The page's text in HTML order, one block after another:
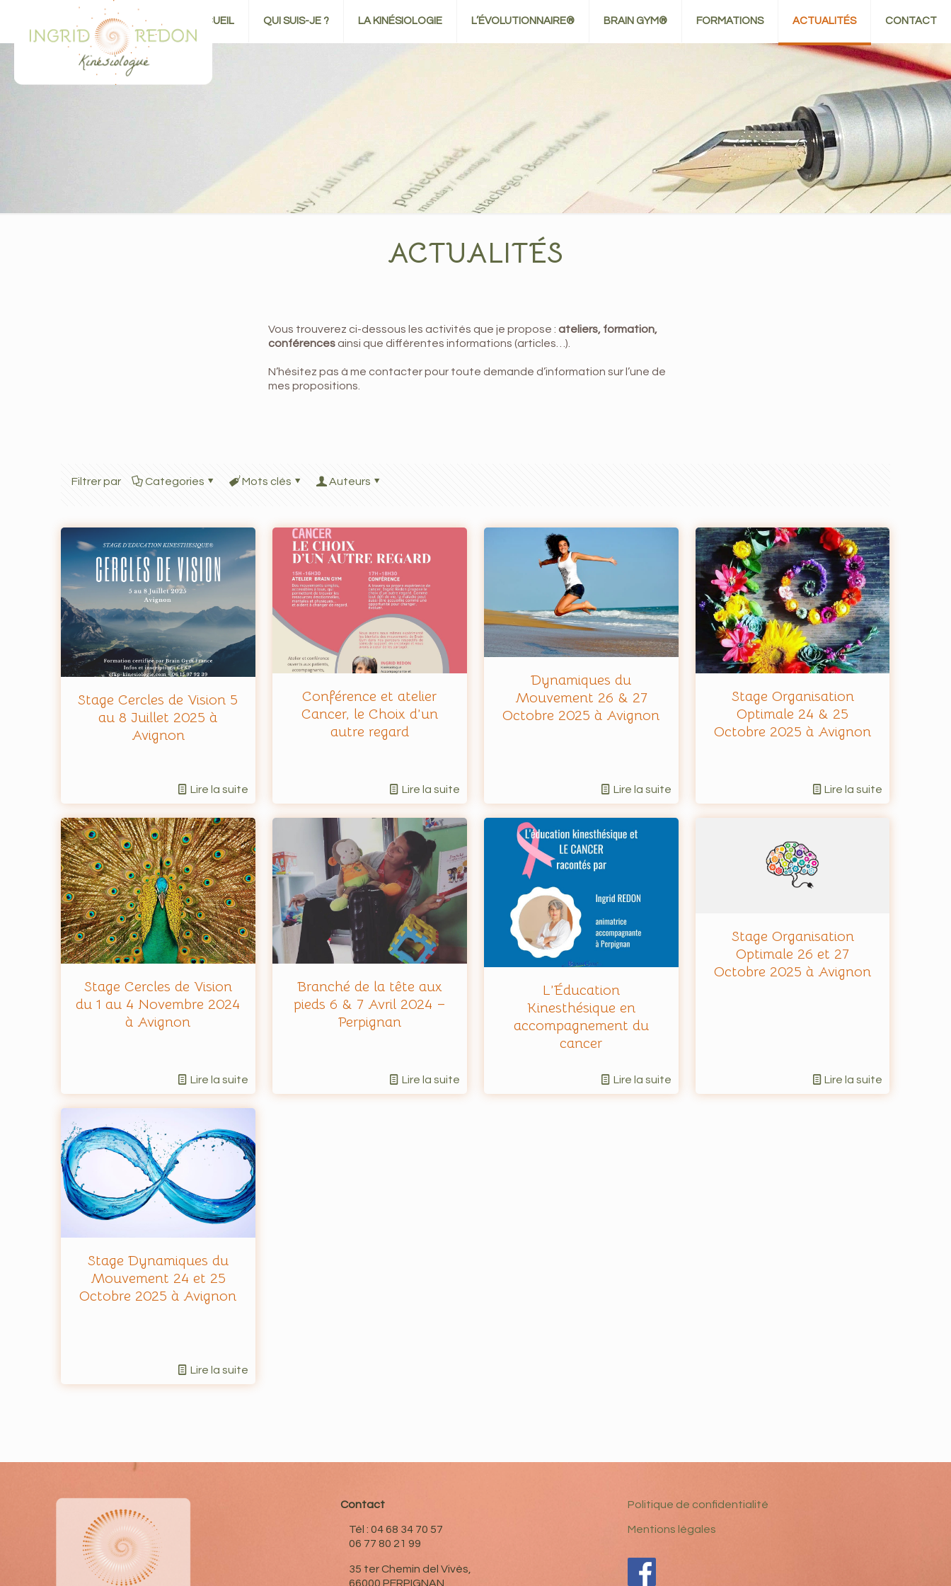
ACCUEIL QUI SUIS-JE ? LA KINÉSIOLOGIE L’ÉVOLUTIONNAIRE® BRAIN GYM® FORMATIONS ACTUALITÉS CONTACT
ACTUALITÉS
Vous trouverez ci-dessous les activités que je propose : ateliers, formation,
conférences ainsi que différentes informations (articles…).
N’hésitez pas à me contacter pour toute demande d’information sur l’une de
mes propositions.
Filtrer par Categories Mots clés Auteurs
Stage Cercles de Vision 5
au 8 Juillet 2025 à
Avignon
Lire la suite
Conférence et atelier
Cancer, le Choix d’un
autre regard
Lire la suite
Dynamiques du
Mouvement 26 & 27
Octobre 2025 à Avignon
Lire la suite
Stage Organisation
Optimale 24 & 25
Octobre 2025 à Avignon
Lire la suite
Stage Cercles de Vision
du 1 au 4 Novembre 2024
à Avignon
Lire la suite
Branché de la tête aux
pieds 6 & 7 Avril 2024 –
Perpignan
Lire la suite
L’Éducation
Kinesthésique en
accompagnement du
cancer
Lire la suite
Stage Organisation
Optimale 26 et 27
Octobre 2025 à Avignon
Lire la suite
Stage Dynamiques du
Mouvement 24 et 25
Octobre 2025 à Avignon
Lire la suite
Contact
Tél : 04 68 34 70 57
06 77 80 21 99
35 ter Chemin del Vivès,
66000 PERPIGNAN
Politique de confidentialité
Mentions légales